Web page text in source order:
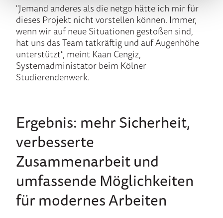
"Jemand anderes als die netgo hätte ich mir für
dieses Projekt nicht vorstellen können. Immer,
wenn wir auf neue Situationen gestoßen sind,
hat uns das Team tatkräftig und auf Augenhöhe
unterstützt", meint Kaan Cengiz,
Systemadministator beim Kölner
Studierendenwerk.
Ergebnis: mehr Sicherheit,
verbesserte
Zusammenarbeit und
umfassende Möglichkeiten
für modernes Arbeiten